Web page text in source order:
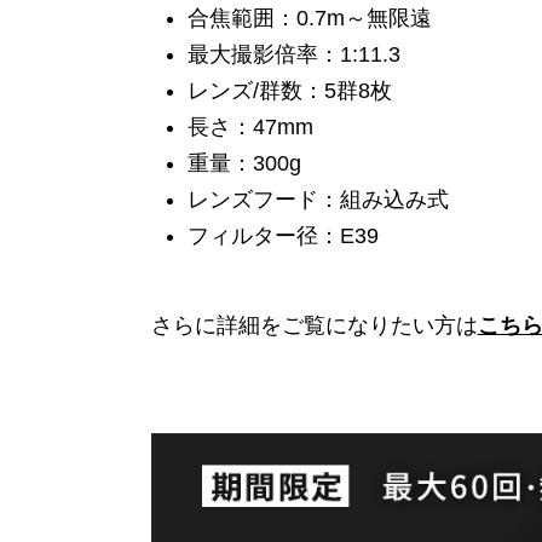
合焦範囲：0.7m～無限遠
最大撮影倍率：1:11.3
レンズ/群数：5群8枚
長さ：47mm
重量：300g
レンズフード：組み込み式
フィルター径：E39
さらに詳細をご覧になりたい方はこち